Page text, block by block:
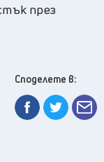
през
Споделете в: